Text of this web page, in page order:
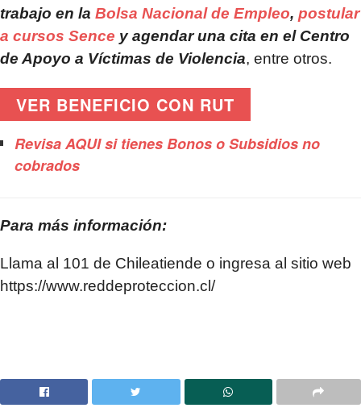
trabajo en la Bolsa Nacional de Empleo, postular
a cursos Sence y agendar una cita en el Centro
de Apoyo a Víctimas de Violencia, entre otros.
VER BENEFICIO CON RUT
Revisa AQUI si tienes Bonos o Subsidios no
cobrados
Para más información:
Llama al 101 de Chileatiende o ingresa al sitio web
https://www.reddeproteccion.cl/